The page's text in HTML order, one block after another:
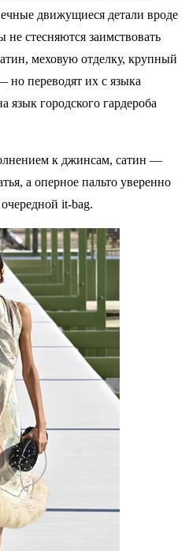
движущиеся детали вроде
стесняются заимствовать
меховую отделку, крупный
переводят их с языка
язык городского гардероба
к джинсам, сатин —
а оперное пальто уверенно
it‑bag.